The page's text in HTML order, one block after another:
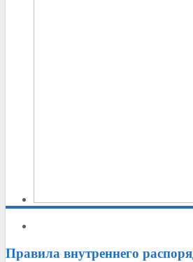
Правила внутреннего